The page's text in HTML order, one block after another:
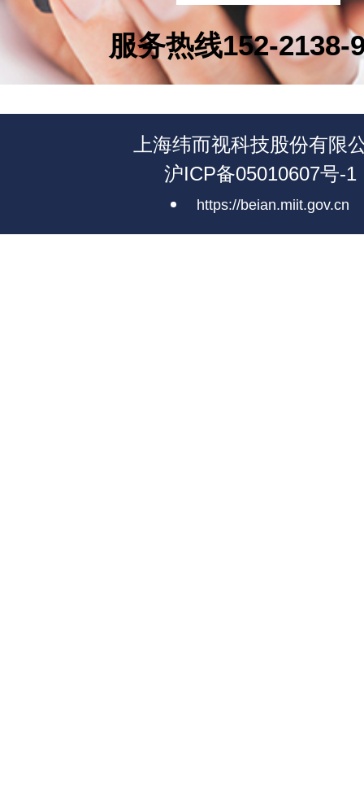
服务热线152-2138-
上海纬而视科技股份有限
沪ICP备05010607号-1
https://beian.miit.gov.cn